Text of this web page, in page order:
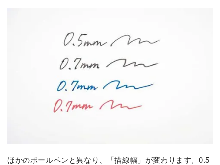
ほかのボールペンと異なり、「描線幅」が変わります。0.5